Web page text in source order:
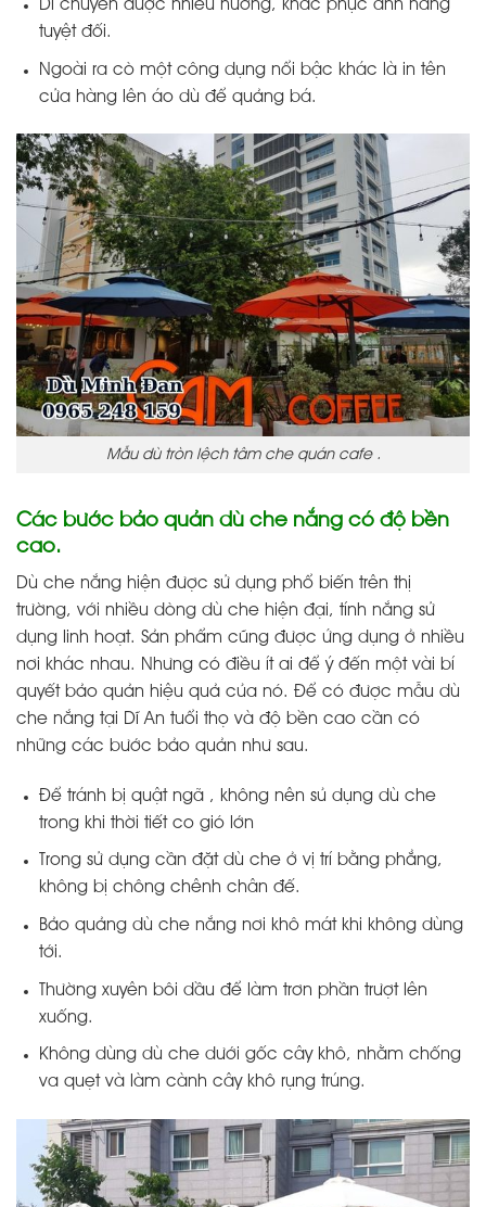
Di chuyển được nhiều hướng, khác phục ánh nắng
tuyệt đối.
Ngoài ra cò một công dụng nổi bậc khác là in tên
cửa hàng lên áo dù để quảng bá.
Mẫu dù tròn lệch tâm che quán cafe .
Các bước bảo quản dù che nắng có độ bền
cao.
Dù che nắng hiện được sử dụng phổ biến trên thị
trường, với nhiều dòng dù che hiện đại, tính nắng sử
dụng linh hoạt. Sản phẩm cũng được ứng dụng ở nhiều
nơi khác nhau. Nhưng có điều ít ai để ý đến một vài bí
quyết bảo quản hiệu quả của nó. Để có được mẫu dù
che nắng tại Dĩ An tuổi thọ và độ bền cao cần có
những các bước bảo quản như sau.
Để tránh bị quật ngã , không nên sủ dụng dù che
trong khi thời tiết co gió lớn
Trong sử dụng cần đặt dù che ở vị trí bằng phẳng,
không bị chông chênh chân đế.
Bảo quảng dù che nắng nơi khô mát khi không dùng
tới.
Thường xuyên bôi dầu để làm trơn phần trượt lên
xuống.
Không dùng dù che dưới gốc cây khô, nhằm chống
va quẹt và làm cành cây khô rụng trúng.